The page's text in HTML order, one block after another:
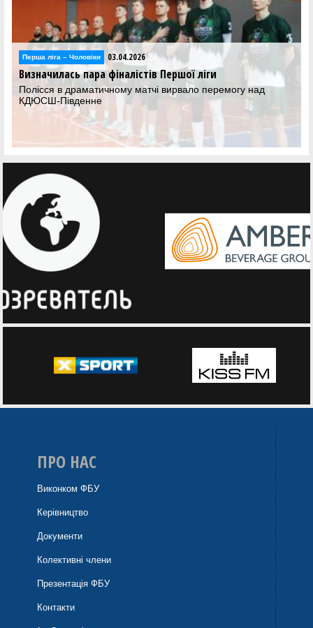
Відео 03.04.2026
Фінал восьми Першої ліги: відеотрансляція матчів 3
квітня
Дивіться трансляцію матчів вирішального етапу Першої ліги
ПРО НАС
Виконком ФБУ
Керівництво
Документи
Колективні члени
Презентація ФБУ
Контакти